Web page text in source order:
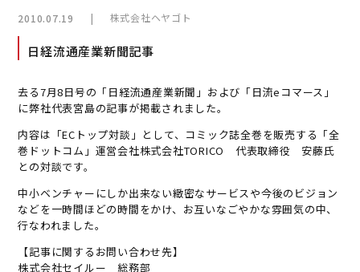
2010.07.19 | 株式会社ヘヤゴト
日経流通産業新聞記事
去る7月8日号の「日経流通産業新聞」および「日流eコマース」
に弊社代表宮島の記事が掲載されました。
内容は「ECトップ対談」として、コミック誌全巻を販売する「全
巻ドットコム」運営会社株式会社TORICO 代表取締役 安藤氏
との対談です。
中小ベンチャーにしか出来ない緻密なサービスや今後のビジョン
などを一時間ほどの時間をかけ、お互いなごやかな雰囲気の中、
行なわれました。
【記事に関するお問い合わせ先】
株式会社セイルー 総務部